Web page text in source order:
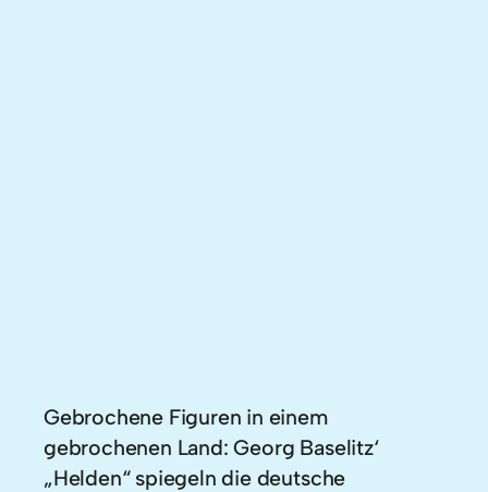
Gebrochene Figuren in einem
gebrochenen Land: Georg Baselitz‘
„Helden“ spiegeln die deutsche